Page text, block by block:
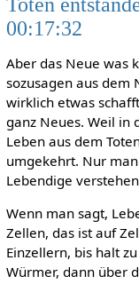
00:17:32
Aber das Neue was
sozusagen aus dem
wirklich etwas
ganz Neues. Weil in
Leben aus dem
umgekehrt. Nur
Lebendige
Wenn man sagt,
Zellen, das ist auf
Einzellern, bis halt
Würmer, dann über